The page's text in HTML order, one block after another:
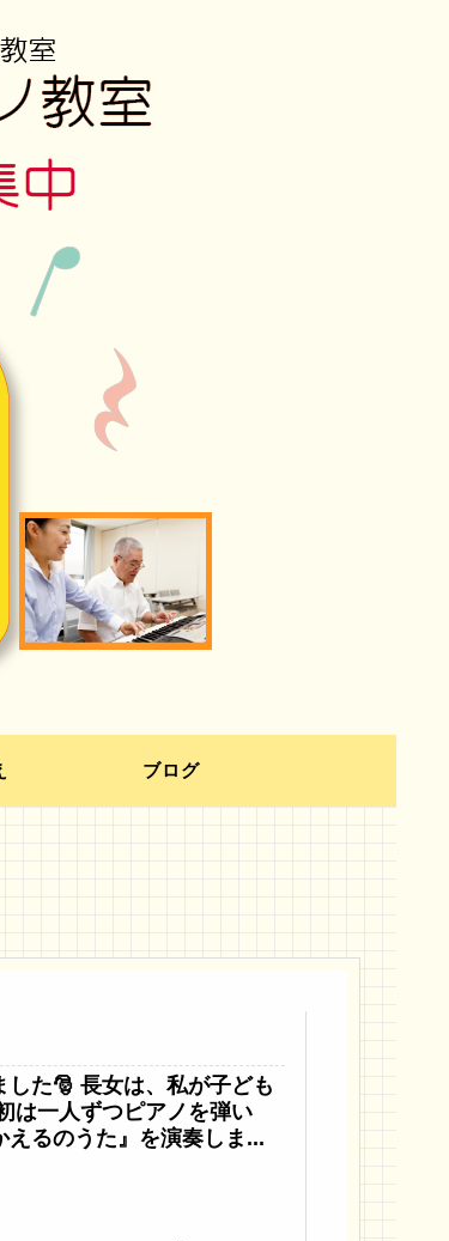
ブログ
た🎅 長女は、私が子ども
は一人ずつピアノを弾い
るのうた』を演奏しま...